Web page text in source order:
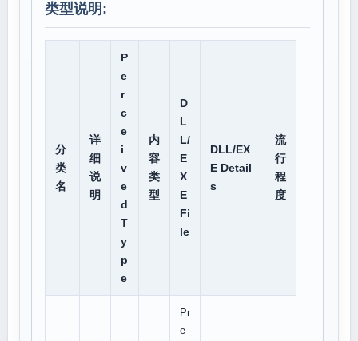
类型说明:
分
类
名
详
细
说
明
P
e
r
c
e
i
v
e
d
T
y
p
e
内
容
类
型
D
L
L/
E
X
E
Fi
le
DLL/EX
E Detail
s
流
行
程
度
Pr
e